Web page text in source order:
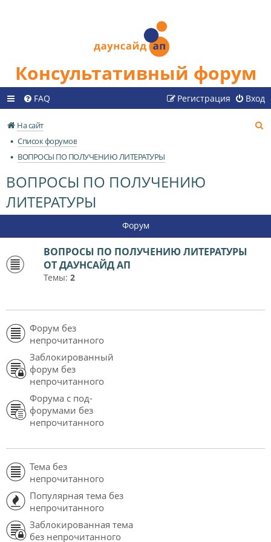
Консультативный форум
FAQ Вход
Регистрация
На сайт
Список форумов
ВОПРОСЫ ПО ПОЛУЧЕНИЮ ЛИТЕРАТУРЫ
ВОПРОСЫ ПО ПОЛУЧЕНИЮ
ЛИТЕРАТУРЫ
Форум
ВОПРОСЫ ПО ПОЛУЧЕНИЮ ЛИТЕРАТУРЫ
ОТ ДАУНСАЙД АП
Темы: 2
Форум без
непрочитанного
Заблокированный
форум без
непрочитанного
Форума с под-
форумами без
непрочитанного
Тема без
непрочитанного
Популярная тема без
непрочитанного
Заблокированная тема
без непрочитанного